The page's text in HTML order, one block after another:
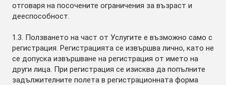
отговаря на посочените ограничения за възраст и
дееспособност.
1.3. Ползването на част от Услугите е възможно само с
регистрация. Регистрацията се извършва лично, като не
се допуска извършване на регистрация от името на
други лица. При регистрация се изисква да попълните
задължителните полета в регистрационната форма